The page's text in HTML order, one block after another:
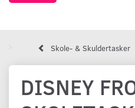
Skole- & Skuldertasker
DISNEY